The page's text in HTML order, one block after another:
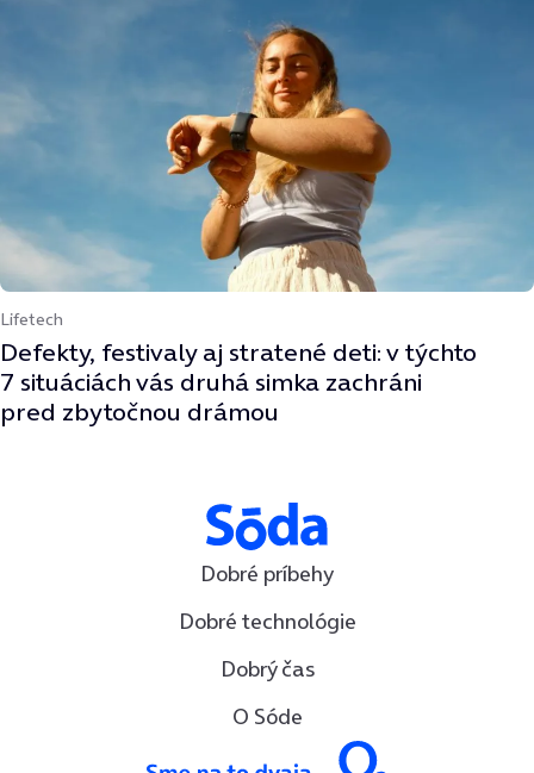
Lifetech
Defekty, festivaly aj stratené deti: v týchto
7 situáciách vás druhá simka zachráni
pred zbytočnou drámou
Dobré príbehy
Dobré technológie
Dobrý čas
O Sóde